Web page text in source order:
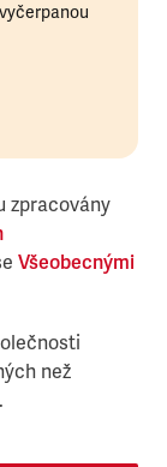
zpracovány
Všeobecnými
než